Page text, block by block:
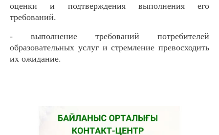
оценки и подтверждения выполнения его
требований.
- выполнение требований потребителей
образовательных услуг и стремление превосходить
их ожидание.